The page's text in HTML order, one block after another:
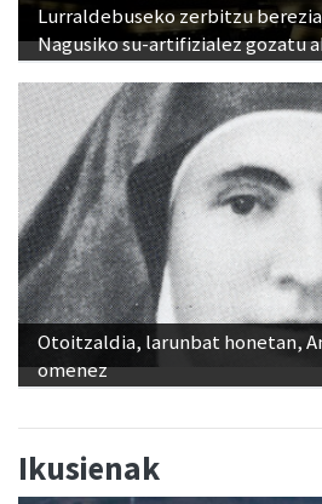
Lurraldebuseko zerbitzu
Nagusiko su-artifizialez gozatu
Otoitzaldia, larunbat honetan,
omenez
Ikusienak